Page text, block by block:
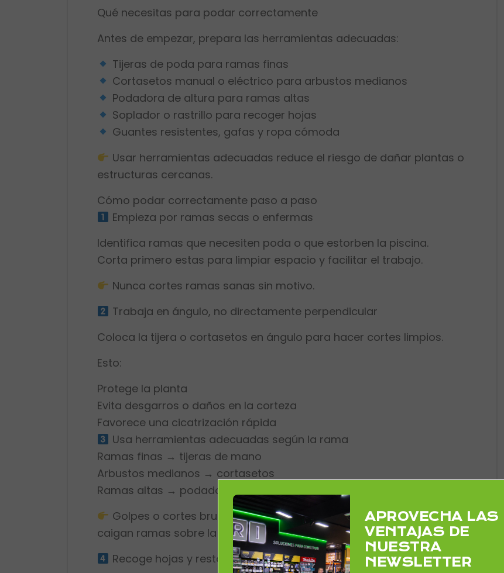
Qué necesitas para podar correctamente
Antes de empezar, prepara las herramientas adecuadas:
Tijeras de poda para ramas finas
Cortasetos manual o eléctrico para arbustos medianos
Podadora de altura para ramas altas
Soplador o rastrillo para recoger hojas
Guantes resistentes, gafas y ropa cómoda
Usar herramientas adecuadas reduce el riesgo de dañar plantas o
estructuras cercanas.
Cómo podar correctamente paso a paso
Empieza por ramas secas o enfermas
Identifica ramas que necesiten poda o que estorben la piscina.
Corta primero estas para limpiar espacio y facilitar el trabajo.
Nunca cortes ramas sanas sin motivo.
Trabaja en ángulo, no directamente perpendicular
Coloca la tijera o cortasetos en ángulo para hacer cortes limpios.
Esto:
Protege la planta
Evita desgarros o daños en la corteza
Favorece una cicatrización rápida
Usa herramientas adecuadas según la rama
Ramas finas → tijeras de mano
Arbustos medianos → cortasetos
Ramas altas → podadora de altura
Golpes o cortes bruscos pueden dañar la planta o hacer que se
caigan ramas sobre la piscina.
Recoge hojas y restos poco a poco
APROVECHA LAS
VENTAJAS DE
NUESTRA
NEWSLETTER